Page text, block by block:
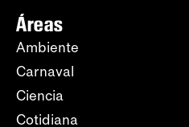
Áreas
Ambiente
Carnaval
Ciencia
Cotidiana